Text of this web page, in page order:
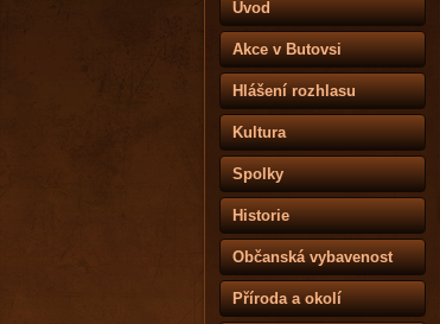
Úvod
Akce v Butovsi
Hlášení rozhlasu
Kultura
Spolky
Historie
Občanská vybavenost
Příroda a okolí